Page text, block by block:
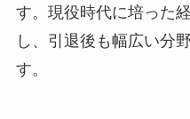
す。現役時代に培った
し、引退後も幅広い分
す。